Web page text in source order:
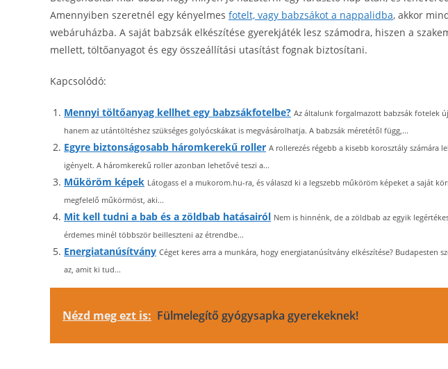
Amennyiben szeretnél egy kényelmes fotelt, vagy babzsákot a nappalidba, akkor
webáruházba. A saját babzsák elkészítése gyerekjáték lesz számodra, hiszen a
mellett, töltőanyagot és egy összeállítási utasítást fognak biztosítani.
Kapcsolódó:
Mennyi töltőanyag kellhet egy babzsákfotelbe? Az általunk forgalmazott babzsák fotelek
hanem az utántöltéshez szükséges golyócskákat is megvásárolhatja. A babzsák méretétől függ,...
Egyre biztonságosabb háromkerekű roller A rollerezés régebb a kisebb korosztály számára
igényelt. A háromkerekű roller azonban lehetővé teszi a...
Műköröm képek Látogass el a mukorom.hu-ra, és válaszd ki a legszebb műköröm képeket a saját
megfelelő műkörmöst, aki...
Mit kell tudni a bab és a zöldbab hatásairól Nem is hinnénk, de a zöldbab az egyik
érdemes minél többször beilleszteni az étrendbe...
Energiatanúsítvány Céget keres arra a munkára, hogy energiatanúsítvány elkészítése? Budapesten
az, amit ki tud...
Nézd meg ezt is: Fülmelegítő gyógysapka gyerekeknek!